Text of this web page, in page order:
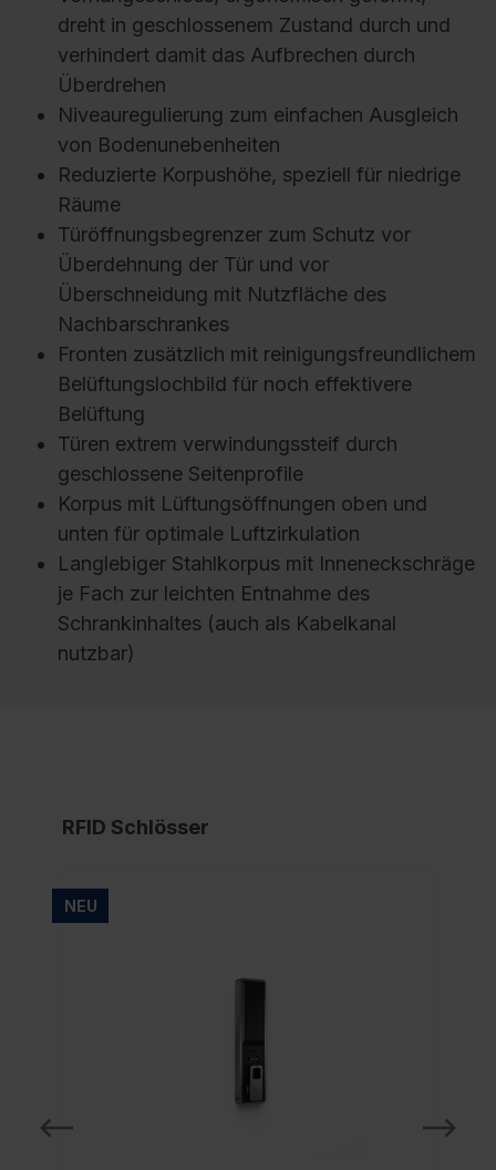
dreht in geschlossenem Zustand durch und
verhindert damit das Aufbrechen durch
Überdrehen
Niveauregulierung zum einfachen Ausgleich
von Bodenunebenheiten
Reduzierte Korpushöhe, speziell für niedrige
Räume
Türöffnungsbegrenzer zum Schutz vor
Überdehnung der Tür und vor
Überschneidung mit Nutzfläche des
Nachbarschrankes
Fronten zusätzlich mit reinigungsfreundlichem
Belüftungslochbild für noch effektivere
Belüftung
Türen extrem verwindungssteif durch
geschlossene Seitenprofile
Korpus mit Lüftungsöffnungen oben und
unten für optimale Luftzirkulation
Langlebiger Stahlkorpus mit Inneneckschräge
je Fach zur leichten Entnahme des
Schrankinhaltes (auch als Kabelkanal
nutzbar)
RFID Schlösser
NEU